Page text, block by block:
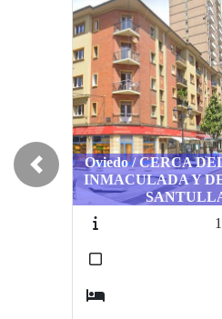
Oviedo / CERCA DEL COLEGIO
Y DEL PARQUE
SANTULLANO Y
1020-
Siero / CERCA
CULTURA DE LA
Previous